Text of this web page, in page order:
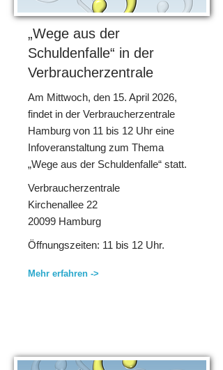
„Wege aus der
Schuldenfalle“ in der
Verbraucherzentrale
Am Mittwoch, den 15. April 2026,
findet in der Verbraucherzentrale
Hamburg von 11 bis 12 Uhr eine
Infoveranstaltung zum Thema
„Wege aus der Schuldenfalle“ statt.
Verbraucherzentrale
Kirchenallee 22
20099 Hamburg
Öffnungszeiten: 11 bis 12 Uhr.
Mehr erfahren ->